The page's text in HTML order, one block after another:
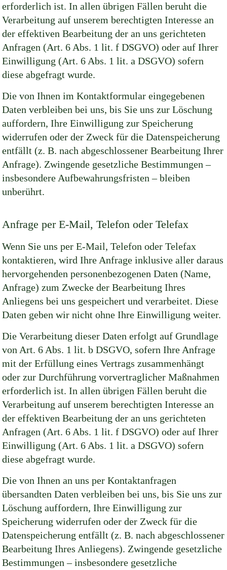
erforderlich ist. In allen übrigen Fällen beruht die
Verarbeitung auf unserem berechtigten Interesse an
der effektiven Bearbeitung der an uns gerichteten
Anfragen (Art. 6 Abs. 1 lit. f DSGVO) oder auf Ihrer
Einwilligung (Art. 6 Abs. 1 lit. a DSGVO) sofern
diese abgefragt wurde.
Die von Ihnen im Kontaktformular eingegebenen
Daten verbleiben bei uns, bis Sie uns zur Löschung
auffordern, Ihre Einwilligung zur Speicherung
widerrufen oder der Zweck für die Datenspeicherung
entfällt (z. B. nach abgeschlossener Bearbeitung Ihrer
Anfrage). Zwingende gesetzliche Bestimmungen –
insbesondere Aufbewahrungsfristen – bleiben
unberührt.
Anfrage per E-Mail, Telefon oder Telefax
Wenn Sie uns per E-Mail, Telefon oder Telefax
kontaktieren, wird Ihre Anfrage inklusive aller daraus
hervorgehenden personenbezogenen Daten (Name,
Anfrage) zum Zwecke der Bearbeitung Ihres
Anliegens bei uns gespeichert und verarbeitet. Diese
Daten geben wir nicht ohne Ihre Einwilligung weiter.
Die Verarbeitung dieser Daten erfolgt auf Grundlage
von Art. 6 Abs. 1 lit. b DSGVO, sofern Ihre Anfrage
mit der Erfüllung eines Vertrags zusammenhängt
oder zur Durchführung vorvertraglicher Maßnahmen
erforderlich ist. In allen übrigen Fällen beruht die
Verarbeitung auf unserem berechtigten Interesse an
der effektiven Bearbeitung der an uns gerichteten
Anfragen (Art. 6 Abs. 1 lit. f DSGVO) oder auf Ihrer
Einwilligung (Art. 6 Abs. 1 lit. a DSGVO) sofern
diese abgefragt wurde.
Die von Ihnen an uns per Kontaktanfragen
übersandten Daten verbleiben bei uns, bis Sie uns zur
Löschung auffordern, Ihre Einwilligung zur
Speicherung widerrufen oder der Zweck für die
Datenspeicherung entfällt (z. B. nach abgeschlossener
Bearbeitung Ihres Anliegens). Zwingende gesetzliche
Bestimmungen – insbesondere gesetzliche